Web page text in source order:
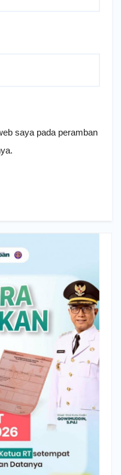
saya pada peramban